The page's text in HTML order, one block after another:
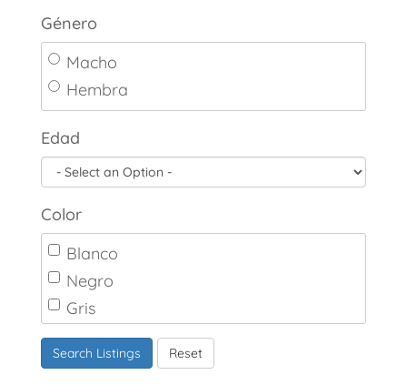
Género
Macho
Hembra
Edad
Color
Blanco
Negro
Gris
Marrón
Canela
Search Listings Reset